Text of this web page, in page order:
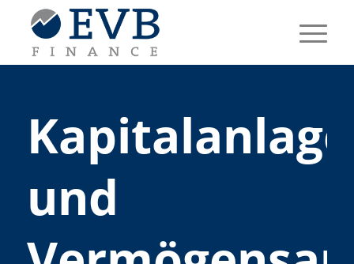
Kapitalanlage
und